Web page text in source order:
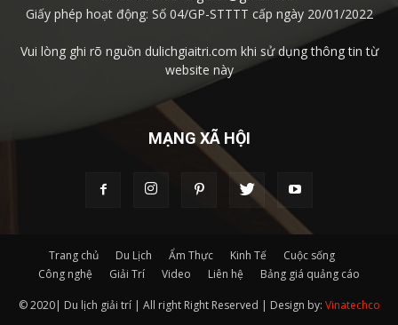
Giấy phép hoạt động: Số 04/GP-STTTT cấp ngày 20/01/2022
Vui lòng ghi rõ nguồn dulichgiaitri.com khi sử dụng thông tin từ
website này
MẠNG XÃ HỘI
Trang chủ Du Lịch Ẩm Thực Kinh Tế
Cuộc sống
Công nghệ
Giải Trí Video Liên hệ Bảng giá quảng cáo
© 2020| Du lịch giải trí | All right Right Reserved | Design by: Vinatechco